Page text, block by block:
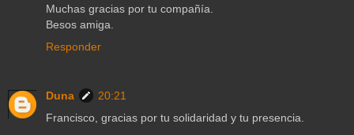
Muchas gracias por tu compañía.
Besos amiga.
Responder
Duna
20:21
Francisco, gracias por tu solidaridad y tu presencia.